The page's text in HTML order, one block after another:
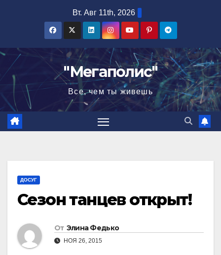
Вт. Авг 11th, 2026
"Мегаполис"
Все, чем ты живешь
ДОСУГ
Сезон танцев открыт!
От Элина Федько
НОЯ 26, 2015